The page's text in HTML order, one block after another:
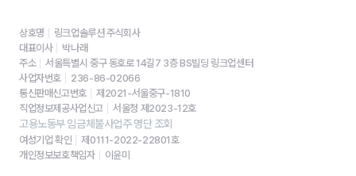
상호명
링크업솔루션 주식회사
대표이사
박나래
주소
서울특별시 중구 동호로 14길7 3층 BS빌딩 링크업센터
사업자번호
236-86-02066
통신판매신고번호
제2021-서울중구-1810
직업정보제공사업신고
서울청 제2023-12호
고용노동부 임금체불사업주 명단 조회
여성기업 확인
제0111-2022-22801호
개인정보보호책임자
이윤미